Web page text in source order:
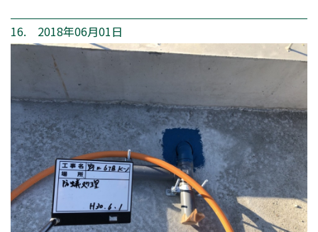
16. 2018年06月01日